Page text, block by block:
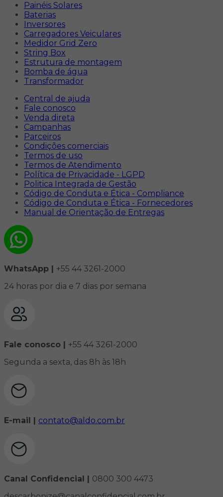
Painéis Solares
Baterias
Inversores
Carregadores Veiculares
Medidor Grid Zero
String Box
Estrutura de montagem
Bomba de água
Transformador
Central de ajuda
Fale conosco
Venda direta
Campanhas
Parceiros
Condições comerciais
Termos de uso
Termos de Atendimento
Política de Privacidade - LGPD
Politica Integrada de Gestão
Código de Conduta e Ética - Compliance
Código de Conduta e Ética - Fornecedores
Manual de Orientação de Entregas
WhatsApp | +55 44 3261-2000
24 horas por dia e 7 dias por semana
Fale conosco | +55 44 3261-2000
Segunda a sexta, das 8h às 18h
E-mail | contato@aldo.com.br
Canal Confidencial | 0800 300 4473